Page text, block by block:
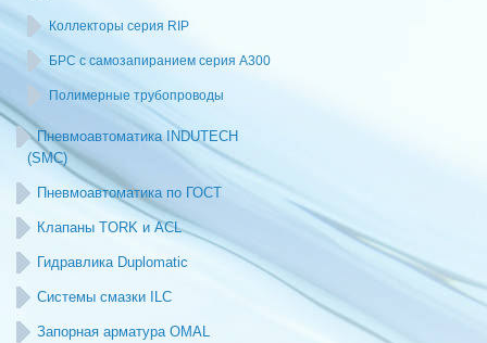
Коллекторы серия RIP
БРС с самозапиранием серия А300
Полимерные трубопроводы
Пневмоавтоматика INDUTECH
(SMC)
Пневмоавтоматика по ГОСТ
Клапаны TORK и ACL
Гидравлика Duplomatic
Системы смазки ILC
Запорная арматура OMAL